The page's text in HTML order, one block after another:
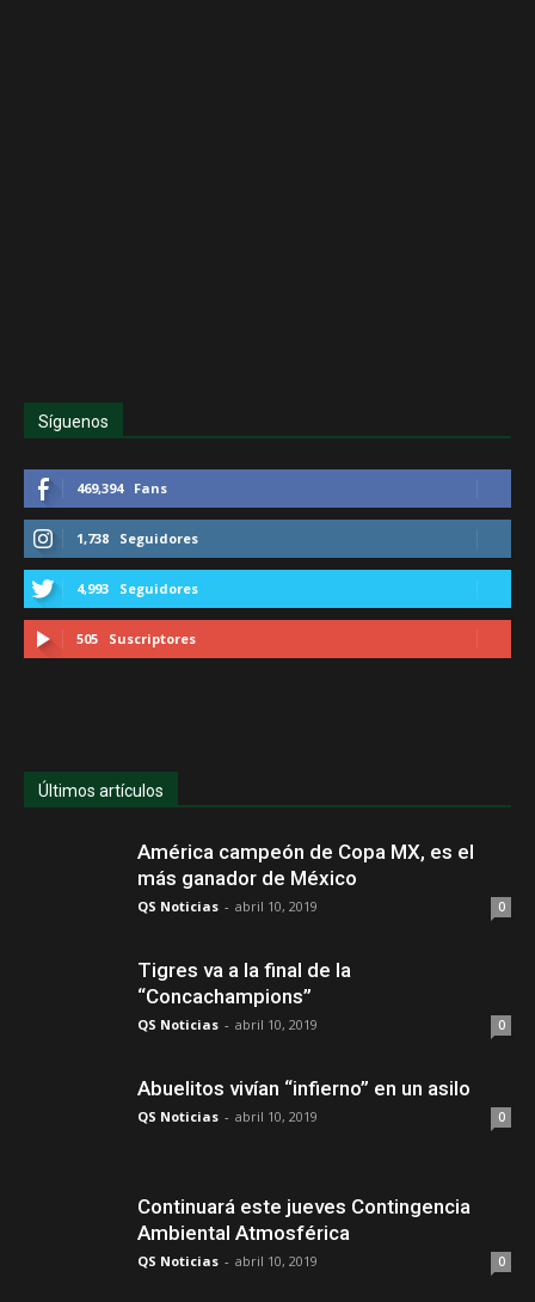
Síguenos
469,394 Fans
1,738 Seguidores
4,993 Seguidores
505 Suscriptores
Últimos artículos
América campeón de Copa MX, es el
más ganador de México
QS Noticias - abril 10, 2019 0
Tigres va a la final de la
“Concachampions”
QS Noticias - abril 10, 2019 0
Abuelitos vivían “infierno” en un asilo
QS Noticias - abril 10, 2019 0
Continuará este jueves Contingencia
Ambiental Atmosférica
QS Noticias - abril 10, 2019 0